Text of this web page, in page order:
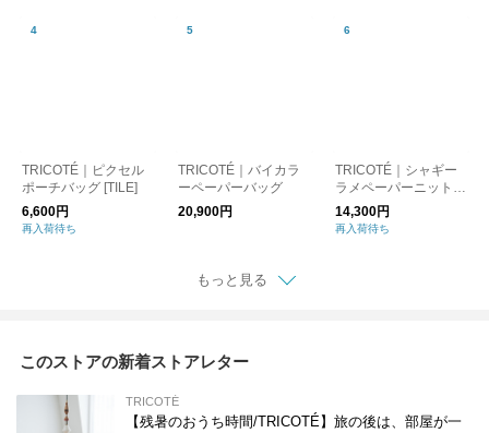
TRICOTÉ｜ピクセル
ポーチバッグ [TILE]
6,600円
再入荷待ち
TRICOTÉ｜バイカラ
ーペーパーバッグ
20,900円
TRICOTÉ｜シャギー
ラメペーパーニットバ
ック
14,300円
再入荷待ち
もっと見る
このストアの新着ストアレター
TRICOTÉ
【残暑のおうち時間/TRICOTÉ】旅の後は、部屋が一